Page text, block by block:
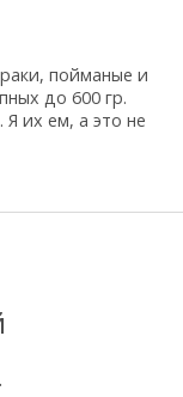
пойманые и
до 600 гр.
их ем, а это не